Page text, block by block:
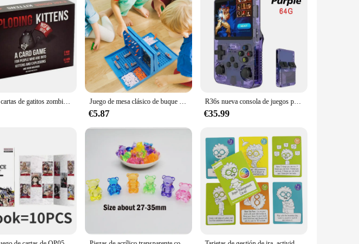
Juego de cartas de gatitos zombis para adultos, adolescentes y niños, entretenimiento nocturno, diversión familiar, 2-5 juegos Juego de mesa clásico de buque de guerra, juego de mesa de estrategia para 2 jugadores, juego de Batalla en el mar para adultos y niños
€5.87
R36s nueva consola de juegos portátil Linux de código abierto pantalla IPS de 3,5 pulgadas reproductor de vídeo portátil de 128GB regalo de Navidad
€35.99